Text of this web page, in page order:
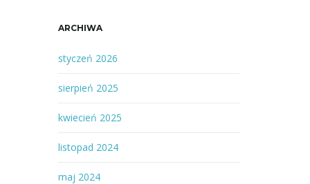
ARCHIWA
styczeń 2026
sierpień 2025
kwiecień 2025
listopad 2024
maj 2024